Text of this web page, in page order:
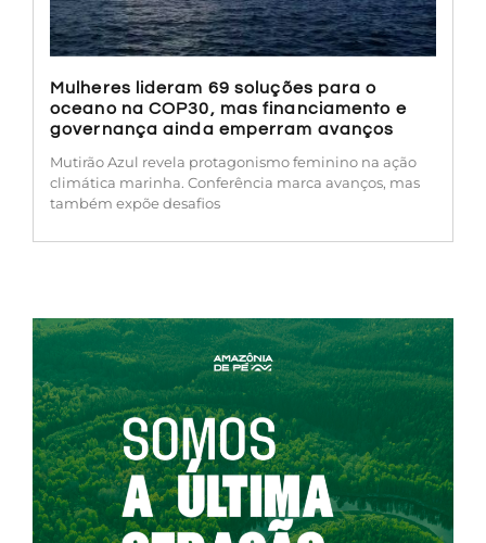
Mulheres lideram 69 soluções para o
oceano na COP30, mas financiamento e
governança ainda emperram avanços
Mutirão Azul revela protagonismo feminino na ação
climática marinha. Conferência marca avanços, mas
também expõe desafios